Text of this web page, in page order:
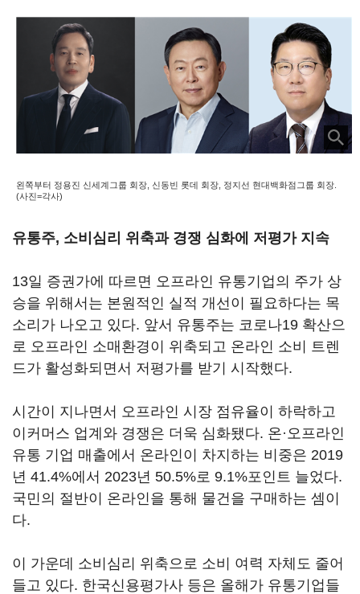
왼쪽부터 정용진 신세계그룹 회장, 신동빈 롯데 회장, 정지선 현대백화점그룹 회장.
(사진=각사)
유통주, 소비심리 위축과 경쟁 심화에 저평가 지속
13일 증권가에 따르면 오프라인 유통기업의 주가 상
승을 위해서는 본원적인 실적 개선이 필요하다는 목
소리가 나오고 있다. 앞서 유통주는 코로나19 확산으
로 오프라인 소매환경이 위축되고 온라인 소비 트렌
드가 활성화되면서 저평가를 받기 시작했다.
시간이 지나면서 오프라인 시장 점유율이 하락하고
이커머스 업계와 경쟁은 더욱 심화됐다. 온·오프라인
유통 기업 매출에서 온라인이 차지하는 비중은 2019
년 41.4%에서 2023년 50.5%로 9.1%포인트 늘었다.
국민의 절반이 온라인을 통해 물건을 구매하는 셈이
다.
이 가운데 소비심리 위축으로 소비 여력 자체도 줄어
들고 있다. 한국신용평가사 등은 올해가 유통기업들